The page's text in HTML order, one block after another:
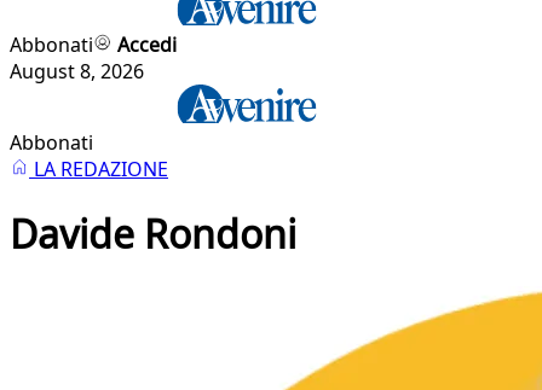
Abbonati
Accedi
August 8, 2026
Abbonati
LA REDAZIONE
Davide Rondoni